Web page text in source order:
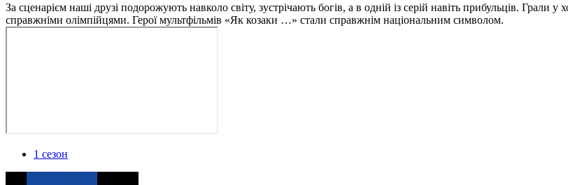
За сценарієм наші друзі подорожують навколо світу, зустрічають богів, а в одній із серій навіть прибульців.
справжніми олімпійцями. Герої мультфільмів «Як козаки …» стали справжнім національним символом.
1 сезон